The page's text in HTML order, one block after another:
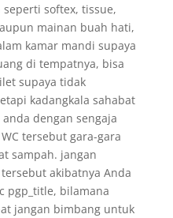
softex, tissue,
mainan buah hati,
kamar mandi supaya
di tempatnya, bisa
supaya tidak
kadangkala sahabat
dengan sengaja
tersebut gara-gara
sampah. jangan
akibatnya Anda
pgp_title, bilamana
jangan bimbang untuk